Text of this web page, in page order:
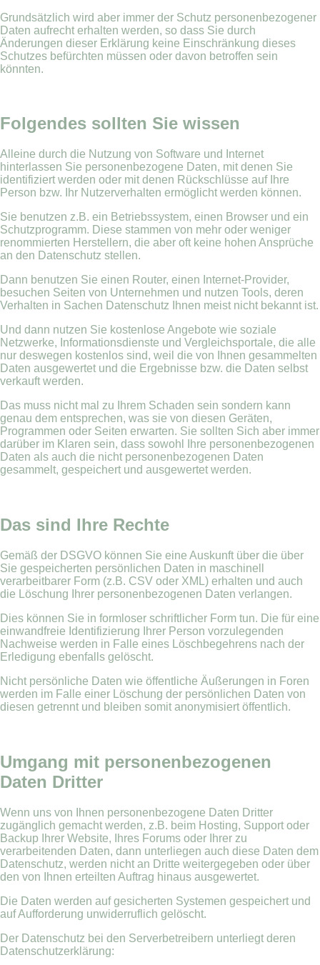
Grundsätzlich wird aber immer der Schutz personenbezogener
Daten aufrecht erhalten werden, so dass Sie durch
Änderungen dieser Erklärung keine Einschränkung dieses
Schutzes befürchten müssen oder davon betroffen sein
könnten.
Folgendes sollten Sie wissen
Alleine durch die Nutzung von Software und Internet
hinterlassen Sie personenbezogene Daten, mit denen Sie
identifiziert werden oder mit denen Rückschlüsse auf Ihre
Person bzw. Ihr Nutzerverhalten ermöglicht werden können.
Sie benutzen z.B. ein Betriebssystem, einen Browser und ein
Schutzprogramm. Diese stammen von mehr oder weniger
renommierten Herstellern, die aber oft keine hohen Ansprüche
an den Datenschutz stellen.
Dann benutzen Sie einen Router, einen Internet-Provider,
besuchen Seiten von Unternehmen und nutzen Tools, deren
Verhalten in Sachen Datenschutz Ihnen meist nicht bekannt ist.
Und dann nutzen Sie kostenlose Angebote wie soziale
Netzwerke, Informationsdienste und Vergleichsportale, die alle
nur deswegen kostenlos sind, weil die von Ihnen gesammelten
Daten ausgewertet und die Ergebnisse bzw. die Daten selbst
verkauft werden.
Das muss nicht mal zu Ihrem Schaden sein sondern kann
genau dem entsprechen, was sie von diesen Geräten,
Programmen oder Seiten erwarten. Sie sollten Sich aber immer
darüber im Klaren sein, dass sowohl Ihre personenbezogenen
Daten als auch die nicht personenbezogenen Daten
gesammelt, gespeichert und ausgewertet werden.
Das sind Ihre Rechte
Gemäß der DSGVO können Sie eine Auskunft über die über
Sie gespeicherten persönlichen Daten in maschinell
verarbeitbarer Form (z.B. CSV oder XML) erhalten und auch
die Löschung Ihrer personenbezogenen Daten verlangen.
Dies können Sie in formloser schriftlicher Form tun. Die für eine
einwandfreie Identifizierung Ihrer Person vorzulegenden
Nachweise werden in Falle eines Löschbegehrens nach der
Erledigung ebenfalls gelöscht.
Nicht persönliche Daten wie öffentliche Äußerungen in Foren
werden im Falle einer Löschung der persönlichen Daten von
diesen getrennt und bleiben somit anonymisiert öffentlich.
Umgang mit personenbezogenen
Daten Dritter
Wenn uns von Ihnen personenbezogene Daten Dritter
zugänglich gemacht werden, z.B. beim Hosting, Support oder
Backup Ihrer Website, Ihres Forums oder Ihrer zu
verarbeitenden Daten, dann unterliegen auch diese Daten dem
Datenschutz, werden nicht an Dritte weitergegeben oder über
den von Ihnen erteilten Auftrag hinaus ausgewertet.
Die Daten werden auf gesicherten Systemen gespeichert und
auf Aufforderung unwiderruflich gelöscht.
Der Datenschutz bei den Serverbetreibern unterliegt deren
Datenschutzerklärung: